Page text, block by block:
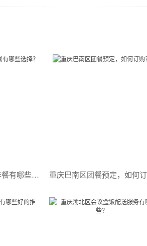
重庆渝中区员工工作餐有哪些选择？